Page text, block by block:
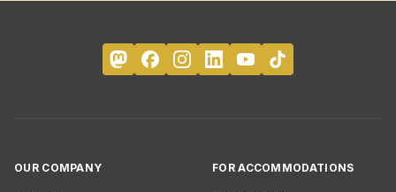
OUR COMPANY FOR ACCOMMODATIONS